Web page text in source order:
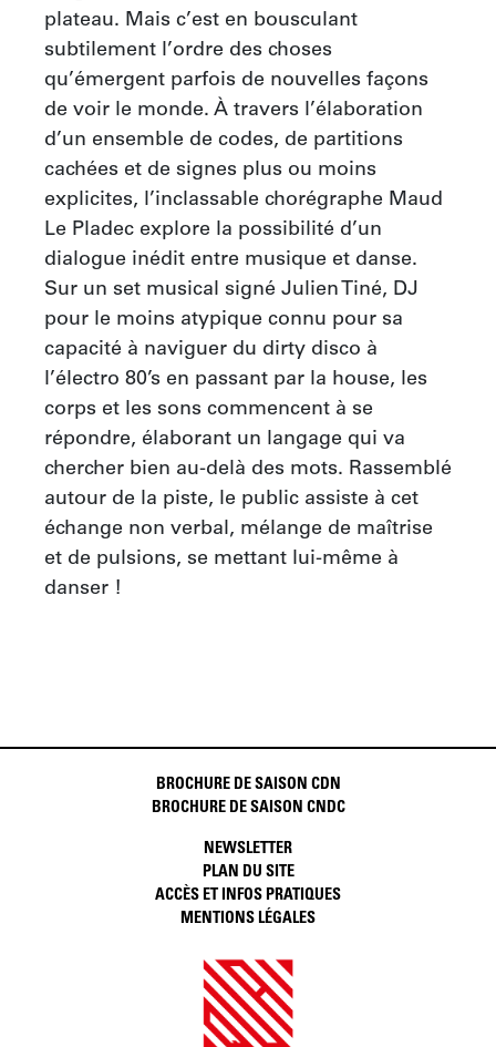
plateau. Mais c’est en bousculant
subtilement l’ordre des choses
qu’émergent parfois de nouvelles façons
de voir le monde. À travers l’élaboration
d’un ensemble de codes, de partitions
cachées et de signes plus ou moins
explicites, l’inclassable chorégraphe Maud
Le Pladec explore la possibilité d’un
dialogue inédit entre musique et danse.
Sur un set musical signé Julien Tiné, DJ
pour le moins atypique connu pour sa
capacité à naviguer du dirty disco à
l’électro 80’s en passant par la house, les
corps et les sons commencent à se
répondre, élaborant un langage qui va
chercher bien au-delà des mots. Rassemblé
autour de la piste, le public assiste à cet
échange non verbal, mélange de maîtrise
et de pulsions, se mettant lui-même à
danser !
BROCHURE DE SAISON CDN
BROCHURE DE SAISON CNDC
NEWSLETTER
PLAN DU SITE
ACCÈS ET INFOS PRATIQUES
MENTIONS LÉGALES